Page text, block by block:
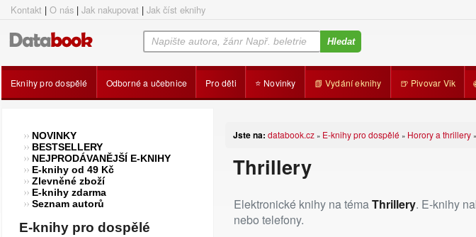
Kontakt | O nás | Jak nakupovat | Jak číst eknihy
Eknihy pro dospělé Odborné a učebnice Pro děti ⭐ Novinky 📗 Vydání eknihy 🍺 Pivovar Vik
Jste na: databook.cz » E-knihy pro dospělé » Horory a thrillery »
Thrillery
Elektronické knihy na téma Thrillery. E-knihy
nebo telefony.
NOVINKY
BESTSELLERY
NEJPRODÁVANĚJŠÍ E-KNIHY
E-knihy od 49 Kč
Zlevněné zboží
E-knihy zdarma
Seznam autorů
E-knihy pro dospělé